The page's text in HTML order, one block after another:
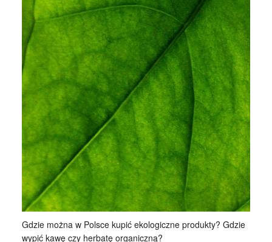
Gdzie można w Polsce kupić ekologiczne produkty? Gdzie
wypić kawę czy herbatę organiczną?